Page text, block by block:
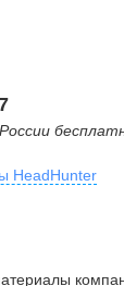
HeadHunter
Тверской,